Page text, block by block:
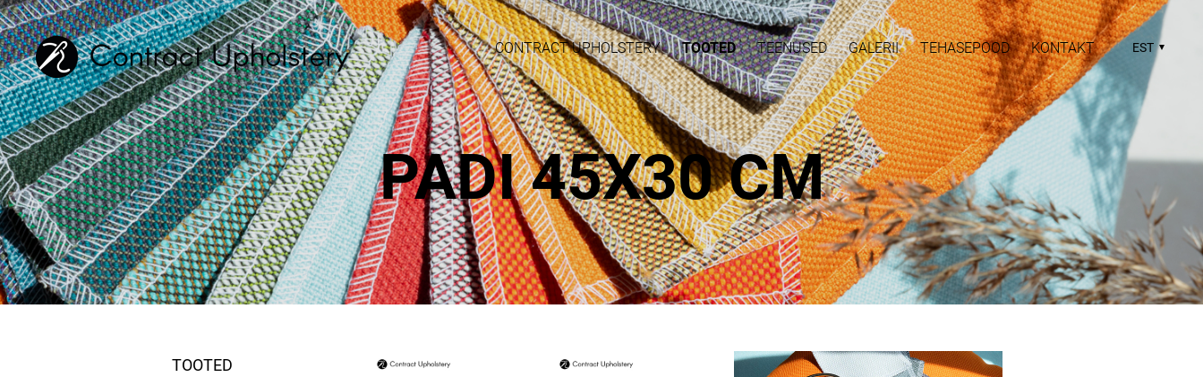
CONTRACT UPHOLSTERY TOOTED TEENUSED GALERII TEHASEPOOD KONTAKT EST
PADI 45X30 CM
TOOTED